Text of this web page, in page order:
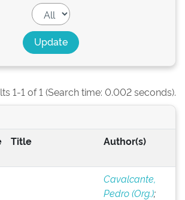
1-1 of 1 (Search time: 0.002 seconds).
Title Author(s)
Cavalcante,
Pedro (Org.);